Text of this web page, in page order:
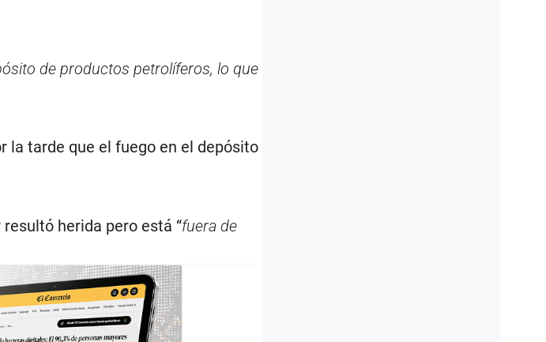
de productos petrolíferos, lo que
la tarde que el fuego en el depósito
herida pero está “fuera de